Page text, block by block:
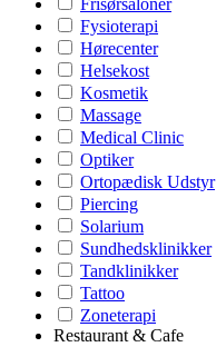
Frisørsaloner
Fysioterapi
Hørecenter
Helsekost
Kosmetik
Massage
Medical Clinic
Optiker
Ortopædisk Udstyr
Piercing
Solarium
Sundhedsklinikker
Tandklinikker
Tattoo
Zoneterapi
Restaurant & Cafe